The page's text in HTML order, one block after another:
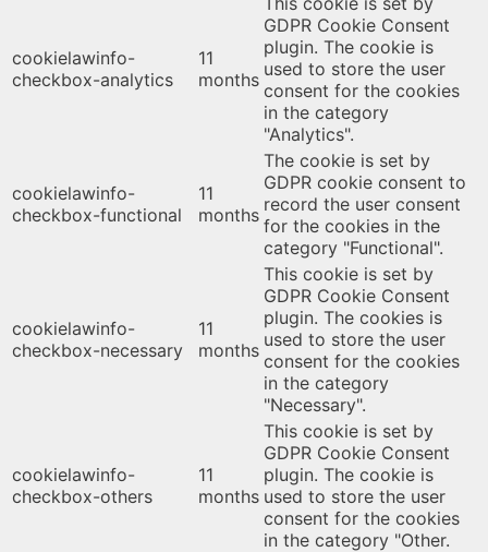
cookielawinfo-
checkbox-analytics
11
months
GDPR Cookie Consent
plugin. The cookie is
used to store the user
consent for the cookies
in the category
"Analytics".
cookielawinfo-
checkbox-functional
11
months
The cookie is set by
GDPR cookie consent to
record the user consent
for the cookies in the
category "Functional".
cookielawinfo-
checkbox-necessary
11
months
This cookie is set by
GDPR Cookie Consent
plugin. The cookies is
used to store the user
consent for the cookies
in the category
"Necessary".
cookielawinfo-
checkbox-others
11
months
This cookie is set by
GDPR Cookie Consent
plugin. The cookie is
used to store the user
consent for the cookies
in the category "Other.